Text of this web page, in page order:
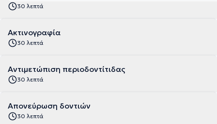
30 λεπτά
Ακτινογραφία
30 λεπτά
Αντιμετώπιση περιοδοντίτιδας
30 λεπτά
Απονεύρωση δοντιών
30 λεπτά